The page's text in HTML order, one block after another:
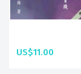
US$11.00